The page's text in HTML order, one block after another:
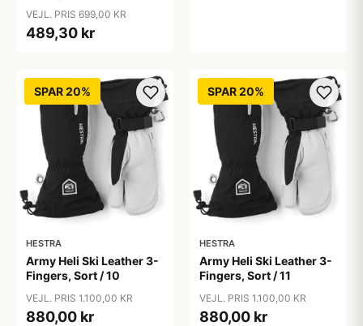
VEJL. PRIS 699,00 KR
489,30 kr
SPAR 20%
HESTRA
Army Heli Ski Leather 3-
Fingers, Sort / 10
VEJL. PRIS 1.100,00 KR
880,00 kr
SPAR 20%
HESTRA
Army Heli Ski Leather 3-
Fingers, Sort / 11
VEJL. PRIS 1.100,00 KR
880,00 kr